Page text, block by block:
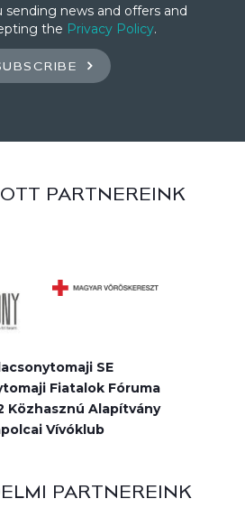
sending news and offers and
the Privacy Policy.
PARTNEREINK
SE
Fiatalok Fóruma
Közhasznú Alapítvány
Vívóklub
PARTNEREINK